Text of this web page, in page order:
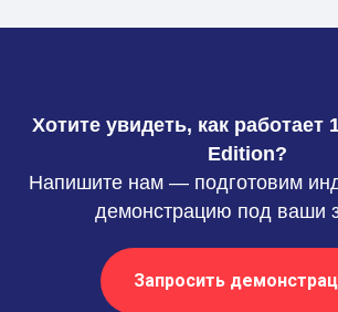
Хотите увидеть, как работает
Edition?
Напишите нам — подготовим
демонстрацию под ваши
Запросить